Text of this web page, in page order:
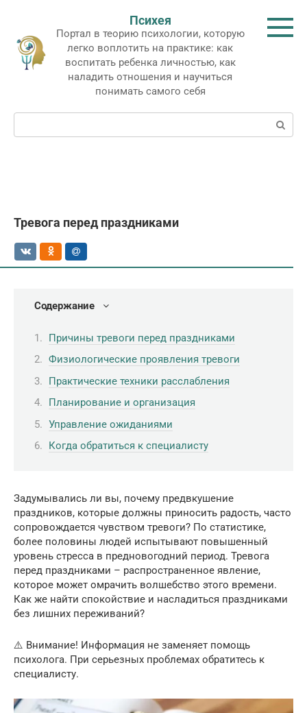
контенту
Психея
Портал в теорию психологии, которую
легко воплотить на практике: как
воспитать ребенка личностью, как
наладить отношения и научиться
понимать самого себя
Поиск:
Тревога перед праздниками
Содержание
Причины тревоги перед праздниками
Физиологические проявления тревоги
Практические техники расслабления
Планирование и организация
Управление ожиданиями
Когда обратиться к специалисту
Задумывались ли вы, почему предвкушение
праздников, которые должны приносить радость, часто
сопровождается чувством тревоги? По статистике,
более половины людей испытывают повышенный
уровень стресса в предновогодний период. Тревога
перед праздниками – распространенное явление,
которое может омрачить волшебство этого времени.
Как же найти спокойствие и насладиться праздниками
без лишних переживаний?
⚠️ Внимание! Информация не заменяет помощь
психолога. При серьезных проблемах обратитесь к
специалисту.